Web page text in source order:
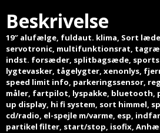
Beskrivelse
19″ alufælge, fuldaut. klima, Sort
servotronic, multifunktionsrat,
indst. forsæder, splitbagsæde,
lygtevasker, tågelygter, xenonlys,
speed limit info, parkeringssensor,
måler, fartpilot, lyspakke, bluetooth,
up display, hi fi system, sort himmel,
cd/radio, el-spejle m/varme, esp,
partikel filter, start/stop, isofix,